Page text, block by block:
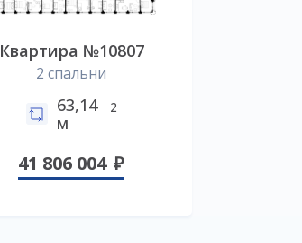
Квартира №10807
2 спальни
63,14
м
2
41 806 004